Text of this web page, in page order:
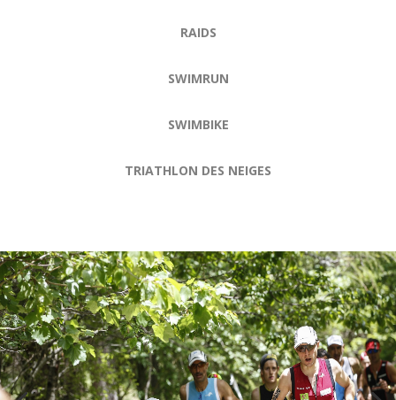
RAIDS
SWIMRUN
SWIMBIKE
TRIATHLON DES NEIGES